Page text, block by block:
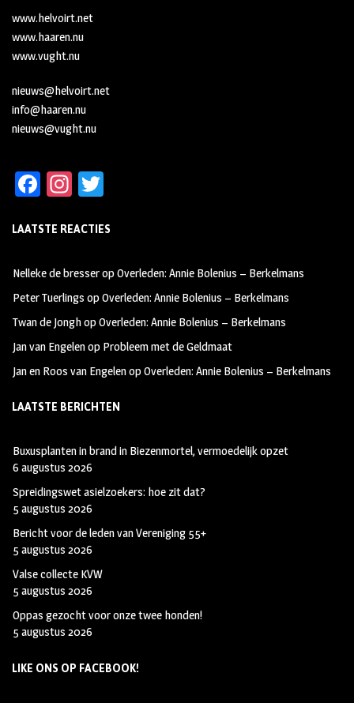
www.helvoirt.net
www.haaren.nu
www.vught.nu
nieuws@helvoirt.net
info@haaren.nu
nieuws@vught.nu
Fa
b
oo
k
In
ag
m
tt
LAATSTE REACTIES
Nelleke de bresseropOverleden: Annie Bolenius – Berkelmans
Peter Tuerlings opOverleden: Annie Bolenius – Berkelmans
Twan de JonghopOverleden: Annie Bolenius – Berkelmans
Jan van Engelenop Probleem met de Geldmaat
Jan en Roos van EngelenopOverleden: Annie Bolenius – Berkelmans
LAATSTE BERICHTEN
Buxusplanten in brand in Biezenmortel, vermoedelijk opzet
6 augustus 2026
Spreidingswet asielzoekers: hoe zit dat?
5 augustus 2026
Bericht voor de leden van Vereniging 55+
5 augustus 2026
Valse collecte KVW
5 augustus 2026
Oppas gezocht voor onze twee honden!
5 augustus 2026
LIKE ONS OP FACEBOOK!